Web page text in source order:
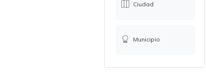
Ciudad
Municipio